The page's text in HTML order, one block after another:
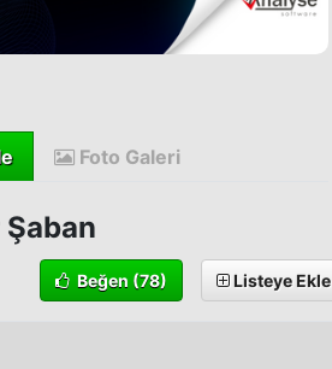
Foto Galeri
Beğen (78) Listeye Ekle